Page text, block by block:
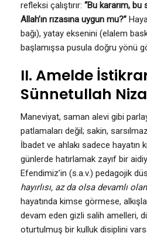
refleksi çalıştırır: “Bu kararım, bu
Allah’ın rızasına uygun mu?”
bağı), yatay eksenini (elalem
başlamışsa pusula doğru yönü
II. Amelde
Sünnetullah
Maneviyat, saman alevi gibi
patlamaları değil; sakin,
İbadet ve ahlakı sadece hayatın
günlerde hatırlamak zayıf bir
Efendimiz’in (s.a.v.) pedagojik
hayırlısı, az da olsa devamlı
hayatında kimse görmese,
devam eden gizli salih amelleri,
oturtulmuş bir kulluk disiplini